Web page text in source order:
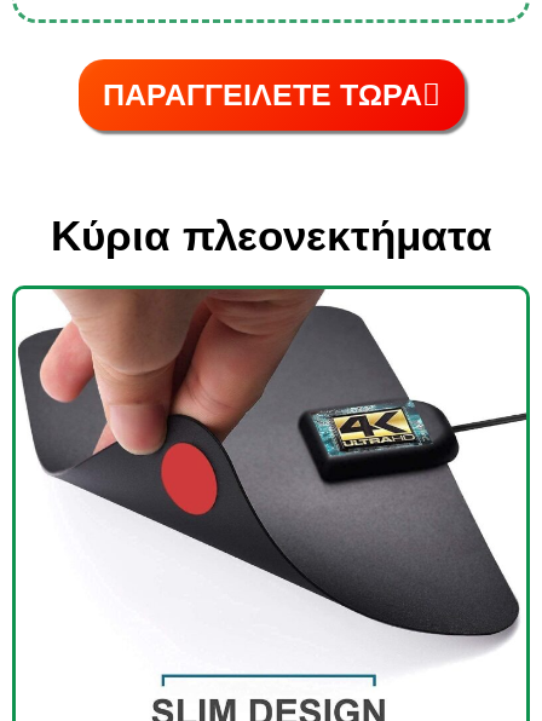
ΠΑΡΑΓΓΕΙΛΕΤΕ ΤΩΡΑ
Κύρια πλεονεκτήματα